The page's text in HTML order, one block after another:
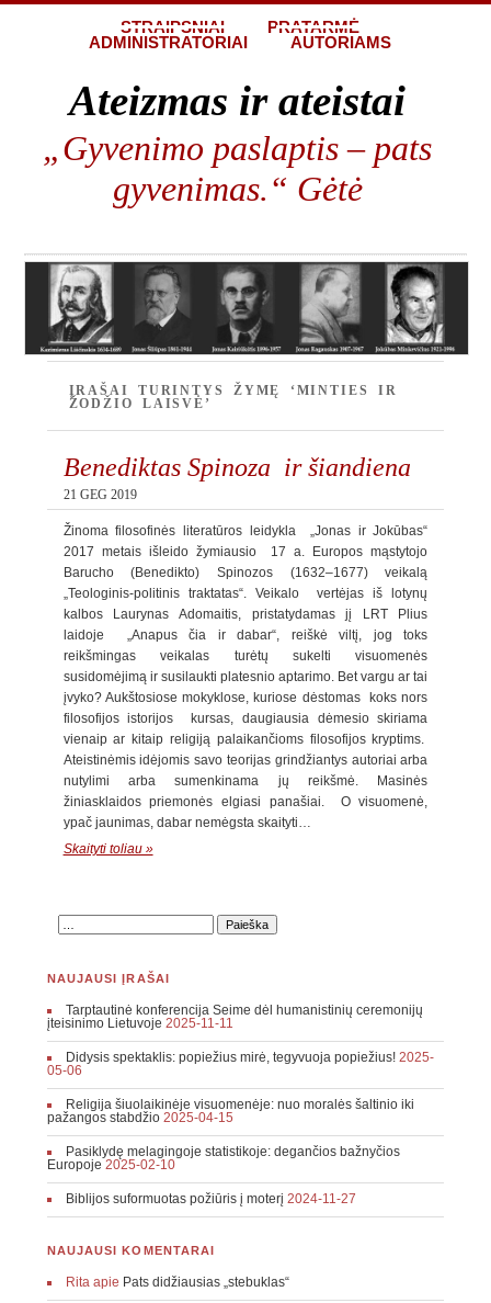
STRAIPSNIAI
PRATARMĖ
ADMINISTRATORIAI
AUTORIAMS
Ateizmas ir ateistai
„Gyvenimo paslaptis – pats
gyvenimas.“ Gėtė
ĮRAŠAI TURINTYS ŽYMĘ ‘MINTIES IR
ŽODŽIO LAISVĖ’
Benediktas Spinoza ir šiandiena
21 GEG 2019
Žinoma filosofinės literatūros leidykla „Jonas ir Jokūbas“
2017 metais išleido žymiausio 17 a. Europos mąstytojo
Barucho (Benedikto) Spinozos (1632–1677) veikalą
„Teologinis-politinis traktatas“. Veikalo vertėjas iš lotynų
kalbos Laurynas Adomaitis, pristatydamas jį LRT Plius
laidoje „Anapus čia ir dabar“, reiškė viltį, jog toks
reikšmingas veikalas turėtų sukelti visuomenės
susidomėjimą ir susilaukti platesnio aptarimo. Bet vargu ar tai
įvyko? Aukštosiose mokyklose, kuriose dėstomas koks nors
filosofijos istorijos kursas, daugiausia dėmesio skiriama
vienaip ar kitaip religiją palaikančioms filosofijos kryptims.
Ateistinėmis idėjomis savo teorijas grindžiantys autoriai arba
nutylimi arba sumenkinama jų reikšmė. Masinės
žiniasklaidos priemonės elgiasi panašiai. O visuomenė,
ypač jaunimas, dabar nemėgsta skaityti…
Skaityti toliau »
NAUJAUSI ĮRAŠAI
Tarptautinė konferencija Seime dėl humanistinių ceremonijų
įteisinimo Lietuvoje 2025-11-11
Didysis spektaklis: popiežius mirė, tegyvuoja popiežius! 2025-
05-06
Religija šiuolaikinėje visuomenėje: nuo moralės šaltinio iki
pažangos stabdžio 2025-04-15
Pasiklydę melagingoje statistikoje: degančios bažnyčios
Europoje 2025-02-10
Biblijos suformuotas požiūris į moterį 2024-11-27
NAUJAUSI KOMENTARAI
Ritaapie Pats didžiausias „stebuklas“